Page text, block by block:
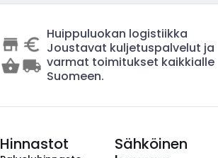
Huippuluokan logistiikka
Joustavat kuljetuspalvelut ja
varmat toimitukset kaikkialle
Suomeen.
Hinnastot
Sähköinen